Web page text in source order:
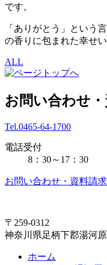
です。
「ありがとう」という
の香りに包まれた幸せ
ALL
お問い合わせ
Tel.0465-64-1700
電話受付
8：30～17：30
お問い合わせ・資料請求
〒259-0312
神奈川県足柄下郡湯河原
ホーム